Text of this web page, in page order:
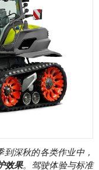
到深秋的各类作业中，
效果。驾驶体验与标准